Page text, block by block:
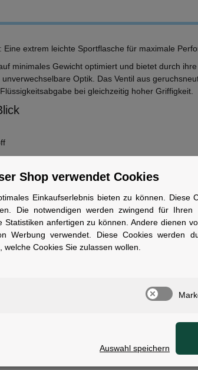
Eine extrem leichte Sportflasche für maximale
minimales Gewicht optimiert und bietet durch
Optik. Das Ventil aus
bei gleichzeitig hoher Griffigkeit.
leicht und sportliche Optik
ambitionierte Sportler, die ein minimales
Shop verwendet Cookies
Einkaufserlebnis bieten zu können. Diese
Die notwendigen werden zwingend für Ihren
anfertigen zu können. Andere dienen
Werbung verwendet. Diese Cookies werden
Cookies Sie zulassen wollen.
Auswahl speichern